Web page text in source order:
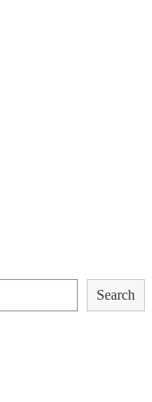
Search